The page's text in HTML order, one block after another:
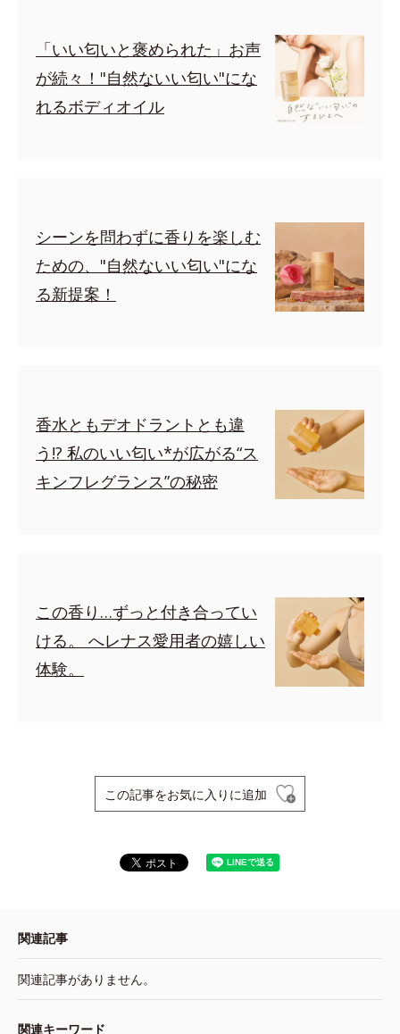
「いい匂いと褒められた」お声
が続々！"自然ないい匂い"にな
れるボディオイル
シーンを問わずに香りを楽しむ
ための、"自然ないい匂い"にな
る新提案！
香水ともデオドラントとも違
う!? 私のいい匂い*が広がる“ス
キンフレグランス”の秘密
この香り…ずっと付き合ってい
ける。 へレナス愛用者の嬉しい
体験。
この記事をお気に入りに追加
関連記事
関連記事がありません。
関連キーワード